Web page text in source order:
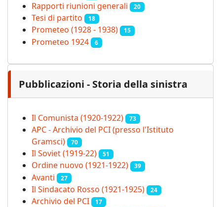
Rapporti riunioni generali 20
Tesi di partito 18
Prometeo (1928 - 1938) 15
Prometeo 1924 6
Pubblicazioni - Storia della sinistra
Il Comunista (1920-1922) 73
APC - Archivio del PCI (presso l'Istituto
Gramsci)
70
Il Soviet (1919‑22) 51
Ordine nuovo (1921-1922) 39
Avanti 27
Il Sindacato Rosso (1921-1925) 24
Archivio del PCI 17